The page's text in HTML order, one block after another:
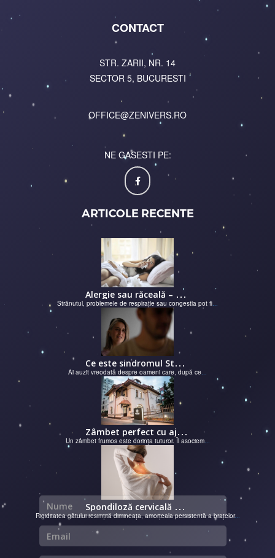
CONTACT
STR. ZARII, NR. 14
SECTOR 5, BUCURESTI
OFFICE@ZENIVERS.RO
NE GASESTI PE:
ARTICOLE RECENTE
A
lergie sau răceală – cum îţi dai seama de ce suferi și de ce conteaz...
Strănutul, problemele de respirație sau congestia pot fi
C
e este sindromul Stockholm și de ce victimele își apără agresorii.
Ai auzit vreodată despre oameni care, după ce
Z
âmbet perfect cu ajutorul unui cabinet dentar
Un zâmbet frumos este dorința tuturor. Îl asociem...
S
pondiloză cervicală – semnale de alarmă și soluții moderne chirurgie...
Rigiditatea gâtului resimțită dimineața, amorțeala persistentă a brațelor...
Nume